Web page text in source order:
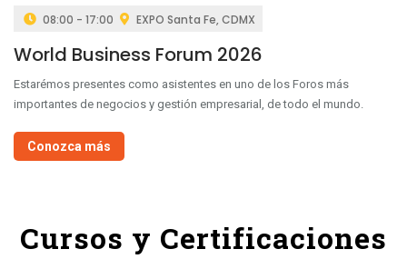
08:00 - 17:00 EXPO Santa Fe, CDMX
World Business Forum 2026
Estarémos presentes como asistentes en uno de los Foros más
importantes de negocios y gestión empresarial, de todo el mundo.
Conozca más
Cursos y Certificaciones